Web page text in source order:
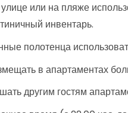
или на пляже
инвентарь.
полотенца
в апартаментах
другим гостям